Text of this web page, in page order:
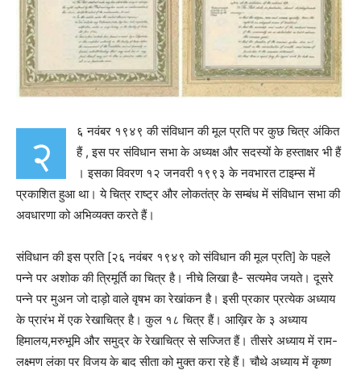
२
६ नवंबर १९४९ की संविधान की मूल प्रति पर कुछ चित्र अंकित
हैं , इस पर संविधान सभा के अध्यक्ष और सदस्यों के हस्ताक्षर भी हैं
। इसका विवरण १२ जनवरी १९९३ के नवभारत टाइम्स में
प्रकाशित हुआ था। ये चित्र राष्ट्र और लोकतंत्र के सम्बंध में संविधान सभा की
अवधारणा को अभिव्यक्त करते हैं।
संविधान की इस प्रति [२६ नवंबर १९४९ को संविधान की मूल प्रति] के पहले
पन्ने पर अशोक की त्रिमूर्ति का चित्र है। नीचे लिखा है- सत्यमेव जयते। दूसरे
पन्ने पर मुअन जो दाड़ो वाले वृषभ का रेखांकन है। इसी प्रकार प्रत्येक अध्याय
के प्रारंभ में एक रेखाचित्र है। कुल १८ चित्र हैं। आख़िर के ३ अध्याय
हिमालय,मरुभूमि और समुद्र के रेखाचित्र से सज्जित हैं। तीसरे अध्याय में राम-
लक्ष्मण लंका पर विजय के बाद सीता को मुक्त करा रहे हैं। चौथे अध्याय में कृष्ण